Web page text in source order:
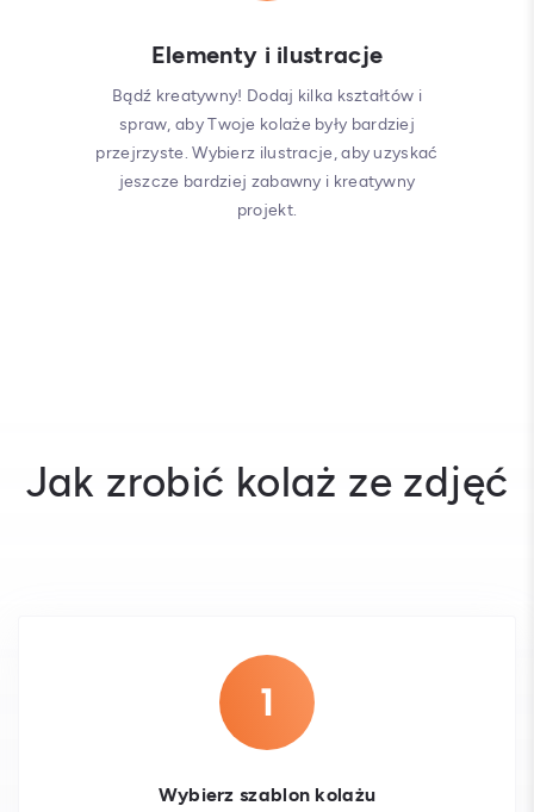
Elementy i ilustracje
Bądź kreatywny! Dodaj kilka kształtów i
spraw, aby Twoje kolaże były bardziej
przejrzyste. Wybierz ilustracje, aby uzyskać
jeszcze bardziej zabawny i kreatywny
projekt.
Jak zrobić kolaż ze zdjęć
Wybierz szablon kolażu